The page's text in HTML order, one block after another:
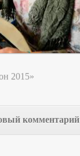
2015»
комментарий